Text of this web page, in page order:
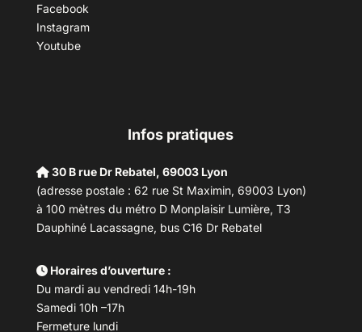
Facebook
Instagram
Youtube
Infos pratiques
30 B rue Dr Rebatel, 69003 Lyon
(adresse postale : 62 rue St Maximin, 69003 Lyon)
à 100 mètres du métro D Monplaisir Lumière, T3
Dauphiné Lacassagne, bus C16 Dr Rebatel
Horaires d’ouverture :
Du mardi au vendredi 14h-19h
Samedi 10h –17h
Fermeture lundi